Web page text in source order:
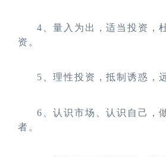
4 、量入为出，适当投资，
资。
5 、理性投资，抵制诱惑，
6 、认识市场、认识自己，
者。